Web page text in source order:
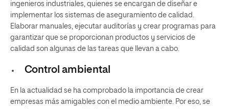
ingenieros industriales, quienes se encargan de diseñar e
implementar los sistemas de aseguramiento de calidad.
Elaborar manuales, ejecutar auditorías y crear programas para
garantizar que se proporcionan productos y servicios de
calidad son algunas de las tareas que llevan a cabo.
Control ambiental
En la actualidad se ha comprobado la importancia de crear
empresas más amigables con el medio ambiente. Por eso, se